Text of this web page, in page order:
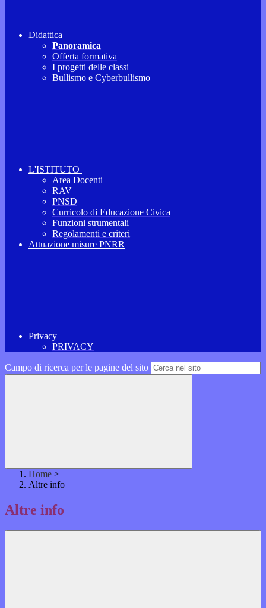
Didattica
Panoramica
Offerta formativa
I progetti delle classi
Bullismo e Cyberbullismo
L'ISTITUTO
Area Docenti
RAV
PNSD
Curricolo di Educazione Civica
Funzioni strumentali
Regolamenti e criteri
Attuazione misure PNRR
Privacy
PRIVACY
Campo di ricerca per le pagine del sito
Home >
Altre info
Altre info